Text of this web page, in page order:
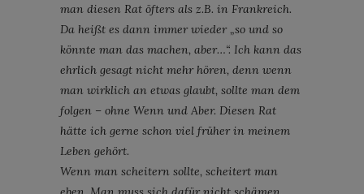
man diesen Rat öfters als z.B. in Frankreich.
Da heißt es dann immer wieder „so und so
könnte man das machen, aber…“. Ich kann das
ehrlich gesagt nicht mehr hören, denn wenn
man wirklich an etwas glaubt, sollte man dem
folgen – ohne Wenn und Aber. Diesen Rat
hätte ich gerne schon viel früher in meinem
Leben gehört.
Wenn man scheitern sollte, scheitert man